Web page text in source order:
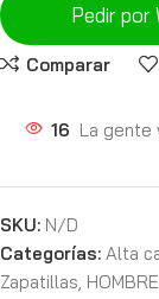
Pedir por
Comparar
16 La gente
SKU: N/D
Categorías: Alta
Zapatillas,